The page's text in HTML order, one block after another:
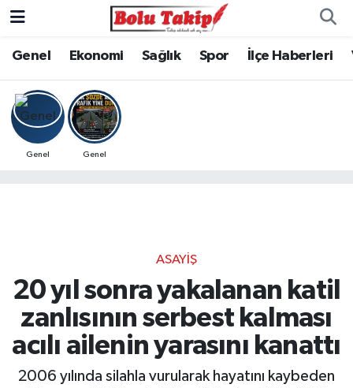
Genel Ekonomi Sağlık Spor İlçe Haberleri
Genel Genel
ASAYIŞ
20 yıl sonra yakalanan katil
zanlısının serbest kalması
acılı ailenin yarasını kanattı
2006 yılında silahla vurularak hayatını kaybeden